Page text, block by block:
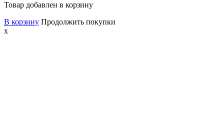
Товар добавлен в корзину
В корзину Продолжить покупки
x